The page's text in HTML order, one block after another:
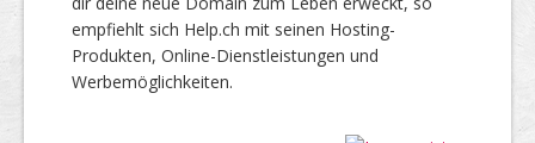
empfiehlt sich Help.ch mit seinen Hosting-
Produkten, Online-Dienstleistungen und
Werbemöglichkeiten.